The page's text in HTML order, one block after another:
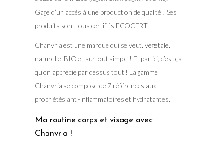
Gage d’un accès à une production de qualité ! Ses
produits sont tous certifiés ECOCERT.
Chanvria est une marque qui se veut, végétale,
naturelle, BIO et surtout simple ! Et par ici, c’est ça
qu’on apprécie par dessus tout ! La gamme
Chanvria se compose de 7 références aux
propriétés anti-inflammatoires et hydratantes.
Ma routine corps et visage avec
Chanvria !